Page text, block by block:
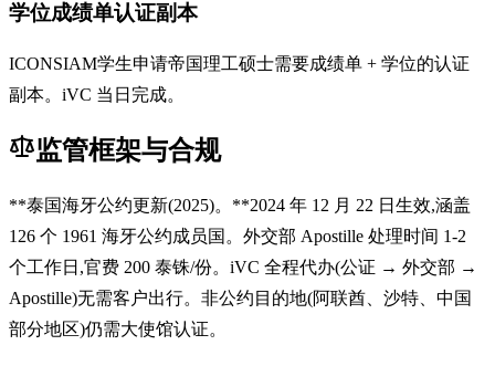
学位成绩单认证副本
ICONSIAM学生申请帝国理工硕士需要成绩单 + 学位的认证
副本。iVC 当日完成。
监管框架与合规
**泰国海牙公约更新(2025)。**2024 年 12 月 22 日生效,涵盖
126 个 1961 海牙公约成员国。外交部 Apostille 处理时间 1-2
个工作日,官费 200 泰铢/份。iVC 全程代办(公证 → 外交部 →
Apostille)无需客户出行。非公约目的地(阿联酋、沙特、中国
部分地区)仍需大使馆认证。